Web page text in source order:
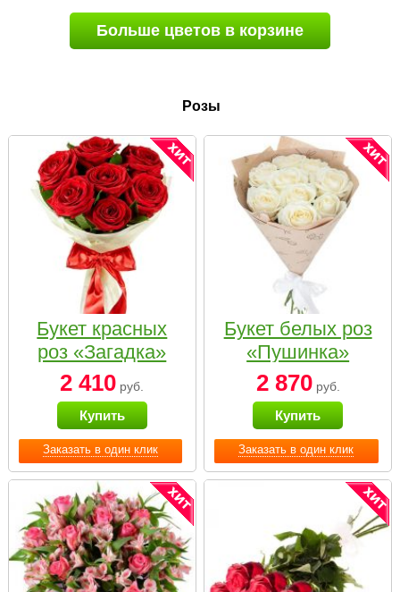
Больше цветов в корзине
Розы
Заказать в один клик
Букет красных
роз «Загадка»
2 410 руб.
Купить
Заказать в один клик
Букет белых роз
«Пушинка»
2 870руб.
Купить